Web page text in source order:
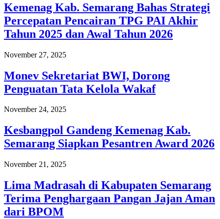
Kemenag Kab. Semarang Bahas Strategi
Percepatan Pencairan TPG PAI Akhir
Tahun 2025 dan Awal Tahun 2026
November 27, 2025
Monev Sekretariat BWI, Dorong
Penguatan Tata Kelola Wakaf
November 24, 2025
Kesbangpol Gandeng Kemenag Kab.
Semarang Siapkan Pesantren Award 2026
November 21, 2025
Lima Madrasah di Kabupaten Semarang
Terima Penghargaan Pangan Jajan Aman
dari BPOM